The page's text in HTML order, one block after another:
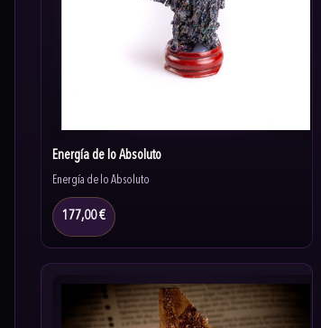
Energía de lo Absoluto
Energía de lo Absoluto
177,00 €